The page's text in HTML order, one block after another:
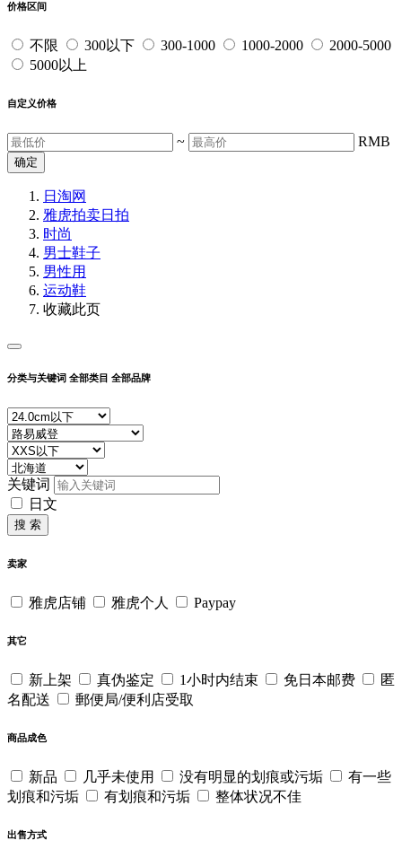
价格区间
不限 300以下 300-1000 1000-2000
2000-5000
5000以上
自定义价格
~ RMB
确定
日淘网
雅虎拍卖日拍
时尚
男士鞋子
男性用
运动鞋
收藏此页
分类与关键词 全部类目 全部品牌
关键词
日文
搜 索
卖家
雅虎店铺 雅虎个人 Paypay
其它
新上架 真伪鉴定 1小时内结束 免日本邮费
匿
名配送
郵便局/便利店受取
商品成色
新品 几乎未使用 没有明显的划痕或污垢
有一些
划痕和污垢
有划痕和污垢 整体状况不佳
出售方式